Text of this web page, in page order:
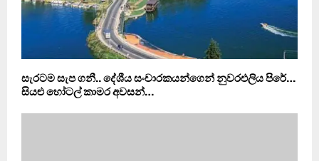
සැරටම සැප ගනී.. දේශීය සංචාරකයන්ගෙන් නුවරඑලිය පිරේ…
සියළු හෝටල් කාමර අවසන්…